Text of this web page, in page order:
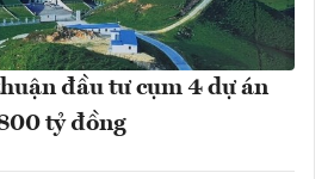
đầu tư cụm 4 dự án
tỷ đồng